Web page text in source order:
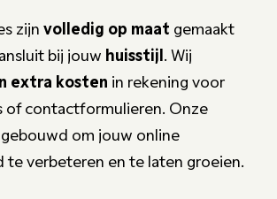
zijnvolledig op maat gemaakt
bij jouw huisstijl. Wij
extra kosten in rekening voor
of contactformulieren. Onze
om jouw online
te verbeteren en te laten groeien.